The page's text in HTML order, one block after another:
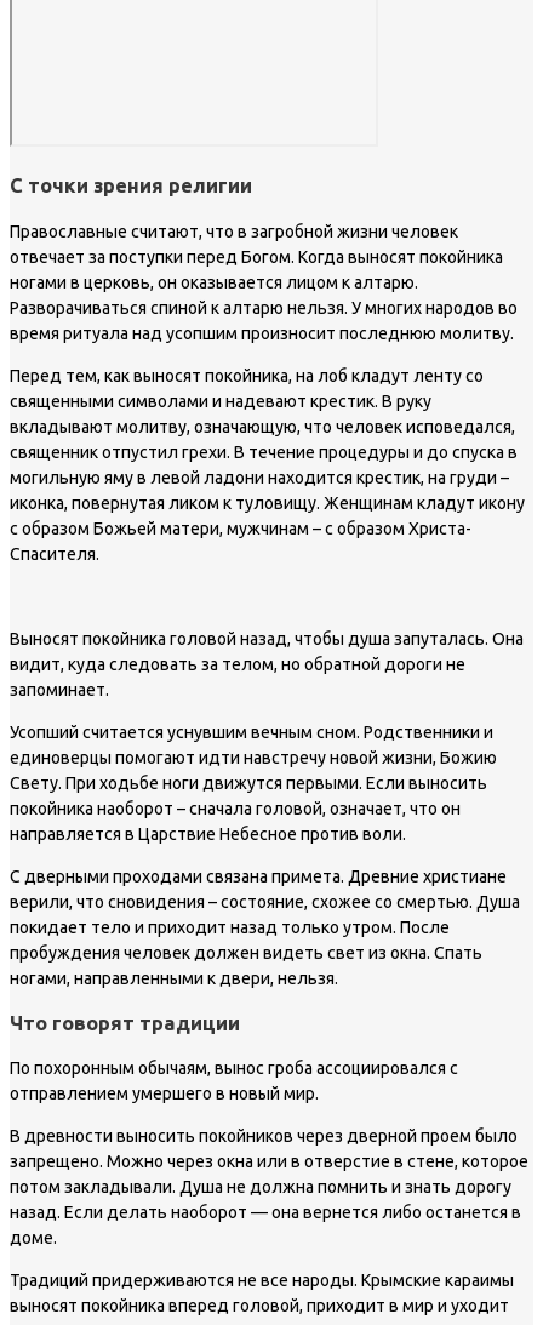
С точки зрения религии
Православные считают, что в загробной жизни человек
отвечает за поступки перед Богом. Когда выносят покойника
ногами в церковь, он оказывается лицом к алтарю.
Разворачиваться спиной к алтарю нельзя. У многих народов во
время ритуала над усопшим произносит последнюю молитву.
Перед тем, как выносят покойника, на лоб кладут ленту со
священными символами и надевают крестик. В руку
вкладывают молитву, означающую, что человек исповедался,
священник отпустил грехи. В течение процедуры и до спуска в
могильную яму в левой ладони находится крестик, на груди –
иконка, повернутая ликом к туловищу. Женщинам кладут икону
с образом Божьей матери, мужчинам – с образом Христа-
Спасителя.
Выносят покойника головой назад, чтобы душа запуталась. Она
видит, куда следовать за телом, но обратной дороги не
запоминает.
Усопший считается уснувшим вечным сном. Родственники и
единоверцы помогают идти навстречу новой жизни, Божию
Свету. При ходьбе ноги движутся первыми. Если выносить
покойника наоборот – сначала головой, означает, что он
направляется в Царствие Небесное против воли.
С дверными проходами связана примета. Древние христиане
верили, что сновидения – состояние, схожее со смертью. Душа
покидает тело и приходит назад только утром. После
пробуждения человек должен видеть свет из окна. Спать
ногами, направленными к двери, нельзя.
Что говорят традиции
По похоронным обычаям, вынос гроба ассоциировался с
отправлением умершего в новый мир.
В древности выносить покойников через дверной проем было
запрещено. Можно через окна или в отверстие в стене, которое
потом закладывали. Душа не должна помнить и знать дорогу
назад. Если делать наоборот — она вернется либо останется в
доме.
Традиций придерживаются не все народы. Крымские караимы
выносят покойника вперед головой, приходит в мир и уходит